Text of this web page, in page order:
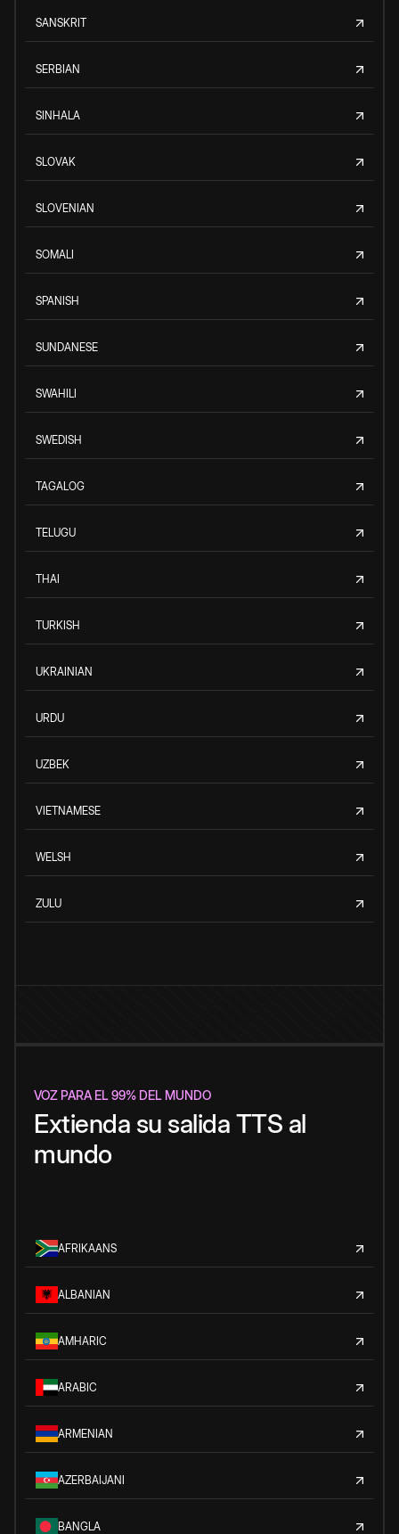
SANSKRIT
SERBIAN
SINHALA
SLOVAK
SLOVENIAN
SOMALI
SPANISH
SUNDANESE
SWAHILI
SWEDISH
TAGALOG
TELUGU
THAI
TURKISH
UKRAINIAN
URDU
UZBEK
VIETNAMESE
WELSH
ZULU
VOZ PARA EL 99% DEL MUNDO
Extienda su salida TTS al
mundo
AFRIKAANS
ALBANIAN
AMHARIC
ARABIC
ARMENIAN
AZERBAIJANI
BANGLA